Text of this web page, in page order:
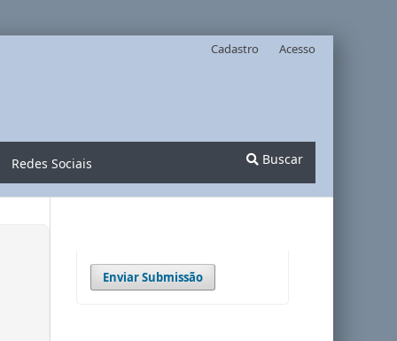
Redes Sociais Buscar
Cadastro Acesso
Enviar Submissão